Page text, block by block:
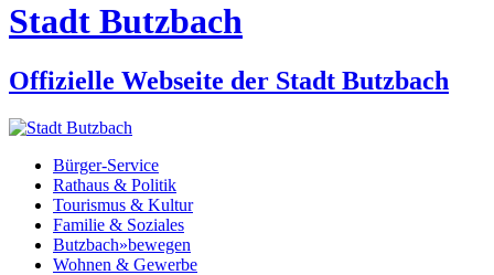
Stadt Butzbach
Offizielle Webseite der Stadt Butzbach
Bürger-Service
Rathaus & Politik
Tourismus & Kultur
Familie & Soziales
Butzbach»bewegen
Wohnen & Gewerbe